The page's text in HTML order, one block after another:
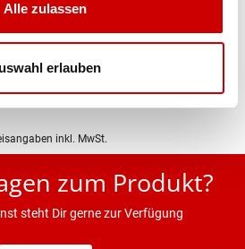
Alle zulassen
erlauben
inkl. MwSt.
zum Produkt?
steht Dir gerne zur Verfügung